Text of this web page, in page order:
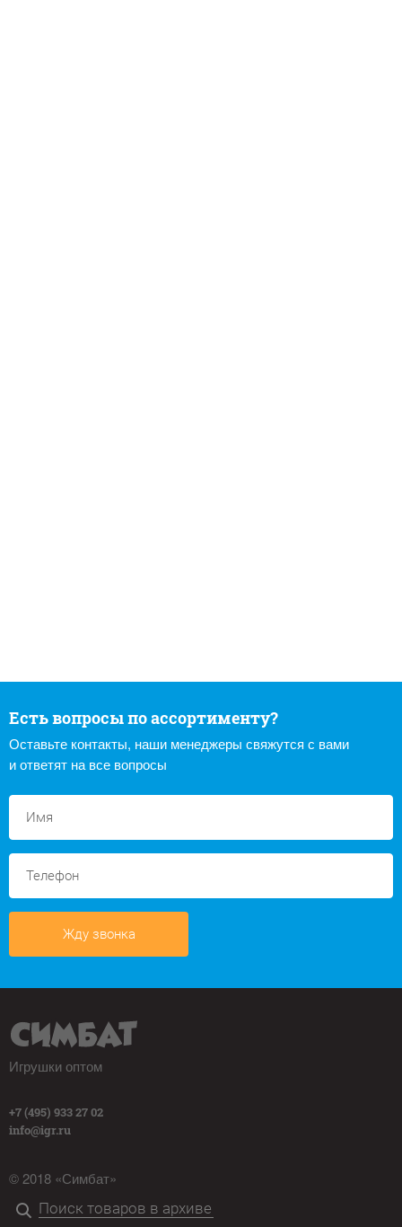
Есть вопросы по ассортименту?
Оставьте контакты, наши менеджеры свяжутся с вами
и ответят на все вопросы
Жду звонка
Игрушки оптом
+7 (495) 933 27 02
info@igr.ru
© 2018 «Симбат»